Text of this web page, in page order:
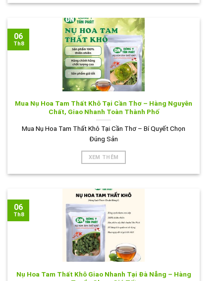
Mua Nụ Hoa Tam Thất Khô Tại Cần Thơ – Hàng Nguyên
Chất, Giao Nhanh Toàn Thành Phố
Mua Nụ Hoa Tam Thất Khô Tại Cần Thơ – Bí Quyết Chọn
Đúng Sản
XEM THÊM
06
Th8
Nụ Hoa Tam Thất Khô Giao Nhanh Tại Đà Nẵng – Hàng
06
Th8